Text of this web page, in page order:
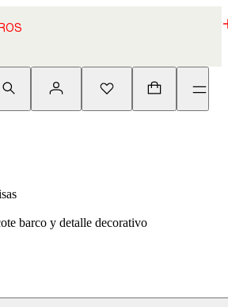
barco y detalle decorativo